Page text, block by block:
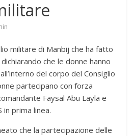
militare di Manbij che ha fatto
che le donne hanno
del corpo del Consiglio
partecipano con forza
Faysal Abu Layla e
prima linea.
che la partecipazione delle